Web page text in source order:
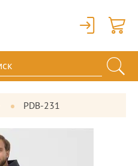
Вход
PDB-231
Фотографии
товара